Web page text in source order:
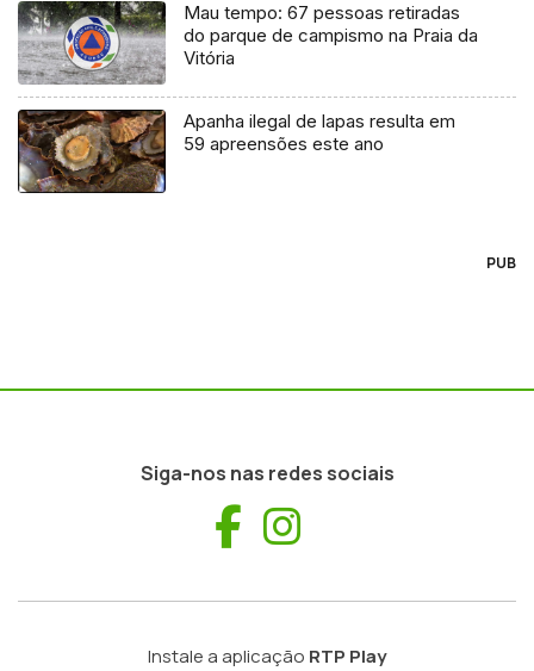
Mau tempo: 67 pessoas retiradas
do parque de campismo na Praia da
Vitória
Apanha ilegal de lapas resulta em
59 apreensões este ano
PUB
Siga-nos nas redes sociais
Facebook
Instale a aplicação RTP Play